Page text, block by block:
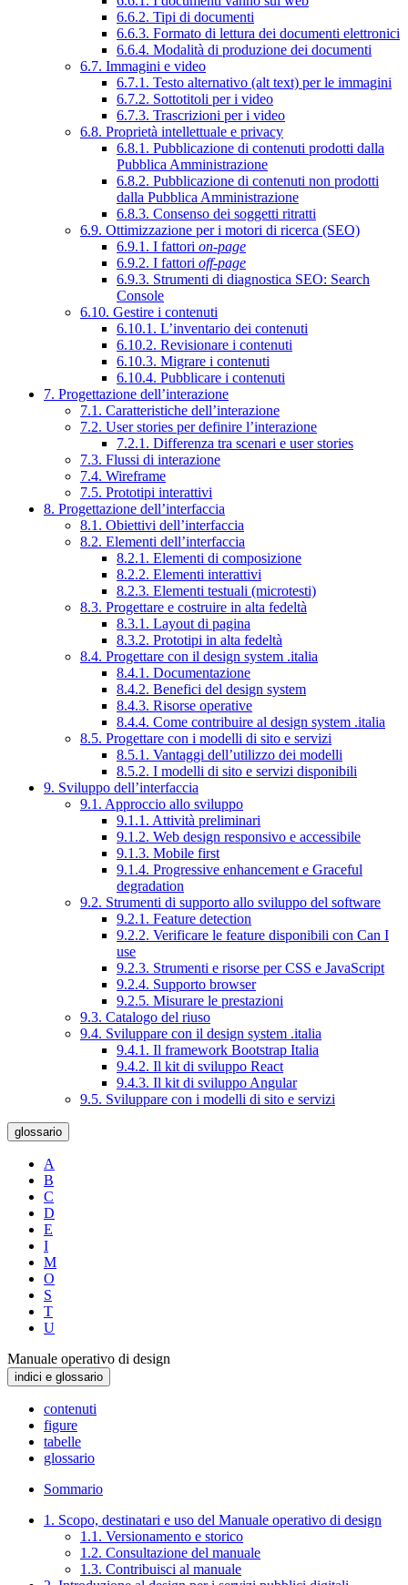
6.6.2. Tipi di documenti
6.6.3. Formato di lettura dei documenti elettronici
6.6.4. Modalità di produzione dei documenti
6.7. Immagini e video
6.7.1. Testo alternativo (alt text) per le immagini
6.7.2. Sottotitoli per i video
6.7.3. Trascrizioni per i video
6.8. Proprietà intellettuale e privacy
6.8.1. Pubblicazione di contenuti prodotti dalla
Pubblica Amministrazione
6.8.2. Pubblicazione di contenuti non prodotti
dalla Pubblica Amministrazione
6.8.3. Consenso dei soggetti ritratti
6.9. Ottimizzazione per i motori di ricerca (SEO)
6.9.1. I fattori on-page
6.9.2. I fattori off-page
6.9.3. Strumenti di diagnostica SEO: Search
Console
6.10. Gestire i contenuti
6.10.1. L’inventario dei contenuti
6.10.2. Revisionare i contenuti
6.10.3. Migrare i contenuti
6.10.4. Pubblicare i contenuti
7. Progettazione dell’interazione
7.1. Caratteristiche dell’interazione
7.2. User stories per definire l’interazione
7.2.1. Differenza tra scenari e user stories
7.3. Flussi di interazione
7.4. Wireframe
7.5. Prototipi interattivi
8. Progettazione dell’interfaccia
8.1. Obiettivi dell’interfaccia
8.2. Elementi dell’interfaccia
8.2.1. Elementi di composizione
8.2.2. Elementi interattivi
8.2.3. Elementi testuali (microtesti)
8.3. Progettare e costruire in alta fedeltà
8.3.1. Layout di pagina
8.3.2. Prototipi in alta fedeltà
8.4. Progettare con il design system .italia
8.4.1. Documentazione
8.4.2. Benefici del design system
8.4.3. Risorse operative
8.4.4. Come contribuire al design system .italia
8.5. Progettare con i modelli di sito e servizi
8.5.1. Vantaggi dell’utilizzo dei modelli
8.5.2. I modelli di sito e servizi disponibili
9. Sviluppo dell’interfaccia
9.1. Approccio allo sviluppo
9.1.1. Attività preliminari
9.1.2. Web design responsivo e accessibile
9.1.3. Mobile first
9.1.4. Progressive enhancement e Graceful
degradation
9.2. Strumenti di supporto allo sviluppo del software
9.2.1. Feature detection
9.2.2. Verificare le feature disponibili con Can I
use
9.2.3. Strumenti e risorse per CSS e JavaScript
9.2.4. Supporto browser
9.2.5. Misurare le prestazioni
9.3. Catalogo del riuso
9.4. Sviluppare con il design system .italia
9.4.1. Il framework Bootstrap Italia
9.4.2. Il kit di sviluppo React
9.4.3. Il kit di sviluppo Angular
9.5. Sviluppare con i modelli di sito e servizi
glossario
A
B
C
D
E
I
M
O
S
T
U
Manuale operativo di design
indici e glossario
contenuti
figure
tabelle
glossario
Sommario
1. Scopo, destinatari e uso del Manuale operativo di design
1.1. Versionamento e storico
1.2. Consultazione del manuale
1.3. Contribuisci al manuale